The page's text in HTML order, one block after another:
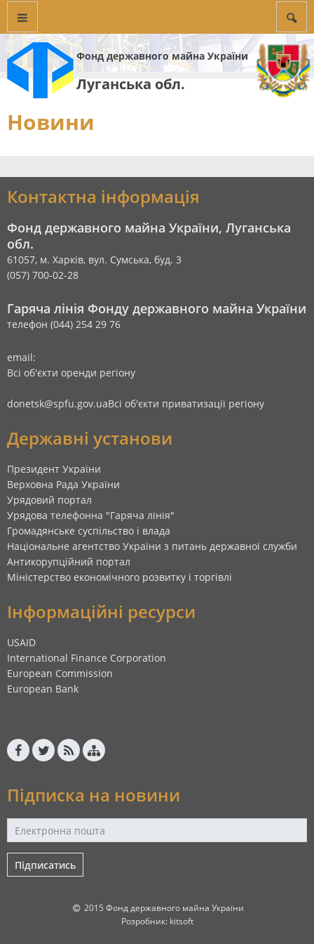
Фонд державного майна України
Луганська обл.
Новини
Контактна інформація
Фонд державного майна України, Луганська
обл.
61057, м. Харків, вул. Сумська, буд. 3
(057) 700-02-28
Гаряча лінія Фонду державного майна України
телефон (044) 254 29 76
email:
Всі об'єкти оренди регіону
donetsk@spfu.gov.uaВсі об'єкти приватизації регіону
Державні установи
Президент України
Верховна Рада України
Урядовий портал
Урядова телефонна "Гаряча лінія"
Громадянське суспільство і влада
Національне агентство України з питань державної служби
Антикорупційний портал
Міністерство економічного розвитку і торгівлі
Інформаційні ресурси
USAID
International Finance Corporation
European Commission
European Bank
Підписка на новини
Підписатись
2015 Фонд державного майна України
Розробник: kitsoft